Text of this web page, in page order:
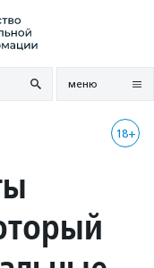
меню
18+